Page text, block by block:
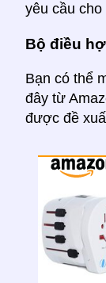
yêu cầu cho
Bộ điều
Bạn có thể
đây từ
được đề